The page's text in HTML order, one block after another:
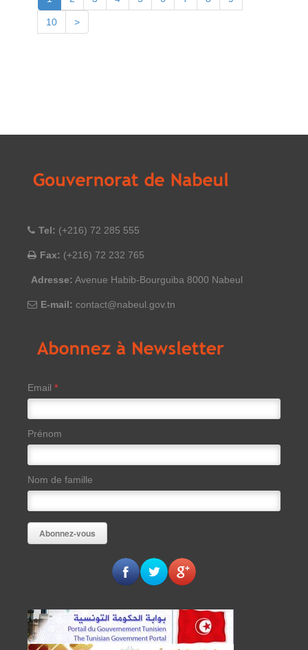
10 >
Tel: (+216) 72 285 555
Fax: (+216) 72 232 765
Adresse: Avenue Habib-Bourguiba 8000 Nabeul
E-mail: contact@nabeul.gov.tn
Email *
Prénom
Nom de famille